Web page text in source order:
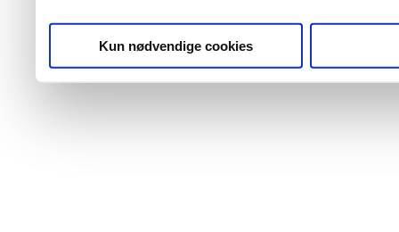
Kun nødvendige cookies